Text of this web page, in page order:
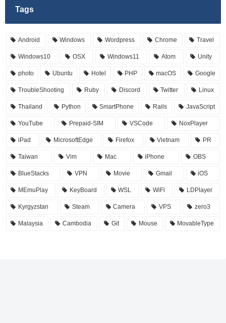
Tags
Android Windows Wordpress Chrome Travel
Windows10 OSX Windows11 Atom Unity
photo Ubuntu Hotel PHP macOS Google
TroubleShooting Ruby Discord Twitter Linux
Thailand Python SmartPhone Rails JavaScript
YouTube Prepaid-SIM VSCode NoxPlayer
iPad MicrosoftEdge Firefox Vietnam PR
Taiwan Vim Mac iPhone OBS
BlueStacks VPN Movie Gmail iOS
MEmuPlay KeyBoard WSL WiFi LDPlayer
Kyrgyzstan Steam Camera VPS zero3
Malaysia Cambodia Git Mouse MovableType